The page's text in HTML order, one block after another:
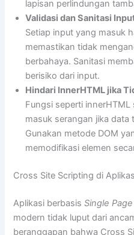
lapisan perlindungan
Validasi dan Sanitasi
Setiap input yang masuk
memastikan tidak
berbahaya. Sanitasi
berisiko dari input.
Hindari InnerHTML jika
Fungsi seperti
masuk serangan jika data
Gunakan metode DOM
memodifikasi elemen
Cross Site Scripting di
Aplikasi berbasisSingle
modern tidak luput dari
beranggapan bahwa Cross